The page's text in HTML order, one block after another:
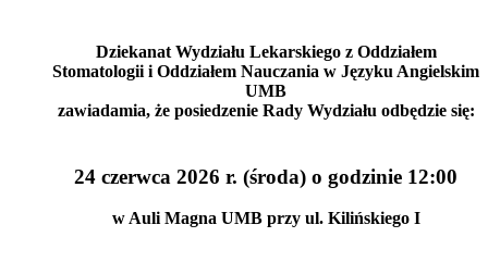
Dziekanat Wydziału Lekarskiego z Oddziałem
Stomatologii i Oddziałem Nauczania w Języku Angielskim
UMB
zawiadamia, że posiedzenie Rady Wydziału odbędzie się:
24 czerwca 2026 r. (środa) o godzinie 12:00
w Auli Magna UMB przy ul. Kilińskiego I